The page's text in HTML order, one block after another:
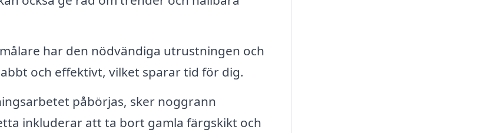
har den nödvändiga utrustningen och
och effektivt, vilket sparar tid för dig.
påbörjas, sker noggrann
inkluderar att ta bort gamla färgskikt och